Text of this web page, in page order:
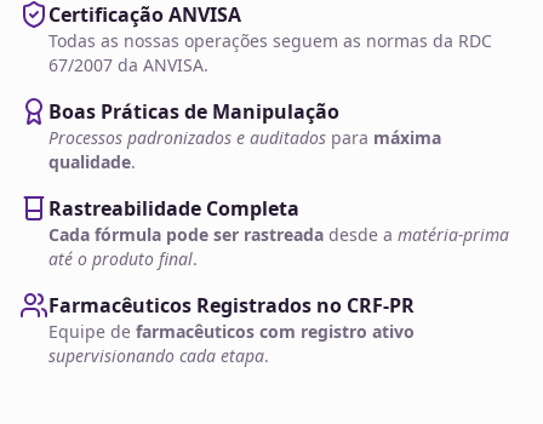
Certificação ANVISA
Todas as nossas operações seguem as normas da RDC
67/2007 da ANVISA.
Boas Práticas de Manipulação
Processos padronizados e auditados para máxima
qualidade.
Rastreabilidade Completa
Cada fórmula pode ser rastreada desde a matéria-prima
até o produto final.
Farmacêuticos Registrados no CRF-PR
Equipe de farmacêuticos com registro ativo
supervisionando cada etapa.